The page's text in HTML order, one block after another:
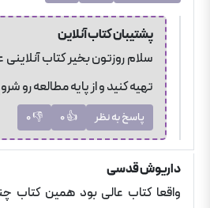
پشتیبانکتاب آنلاین
سلام روزتون بخیر کتاب
تهیه کنید و از پایه مطالعه رو
پاسخ به نظر 👍
0
👎
0
داریوشقدسی
واقعا کتاب عالی بود همین کتاب